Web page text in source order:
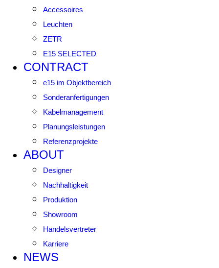
Accessoires
Leuchten
ZETR
E15 SELECTED
CONTRACT
e15 im Objektbereich
Sonderanfertigungen
Kabelmanagement
Planungsleistungen
Referenzprojekte
ABOUT
Designer
Nachhaltigkeit
Produktion
Showroom
Handelsvertreter
Karriere
NEWS